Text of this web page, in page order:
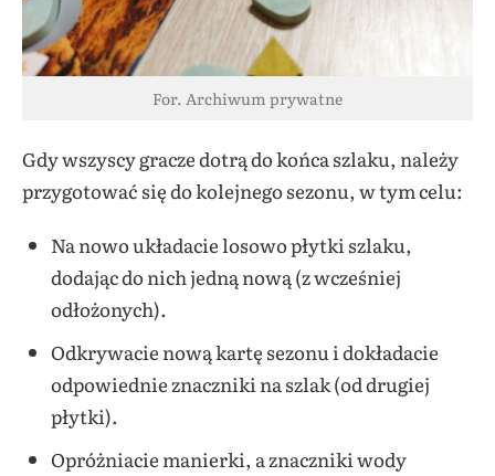
For. Archiwum prywatne
Gdy wszyscy gracze dotrą do końca szlaku, należy
przygotować się do kolejnego sezonu, w tym celu:
Na nowo układacie losowo płytki szlaku,
dodając do nich jedną nową (z wcześniej
odłożonych).
Odkrywacie nową kartę sezonu i dokładacie
odpowiednie znaczniki na szlak (od drugiej
płytki).
Opróżniacie manierki, a znaczniki wody